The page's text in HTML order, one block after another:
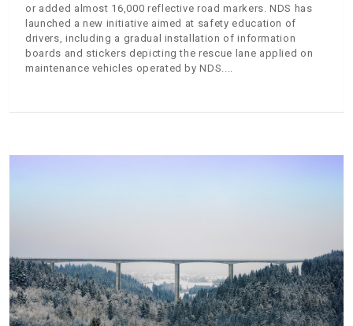
or added almost 16,000 reflective road markers. NDS has
launched a new initiative aimed at safety education of
drivers, including a gradual installation of information
boards and stickers depicting the rescue lane applied on
maintenance vehicles operated by NDS.